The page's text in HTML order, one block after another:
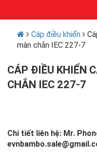
Cáp điều khiển
màn chắn IEC 227-7
CÁP ĐIỀU KHIỂN
CHẮN IEC 227-7
Chi tiết liên hệ: Mr.